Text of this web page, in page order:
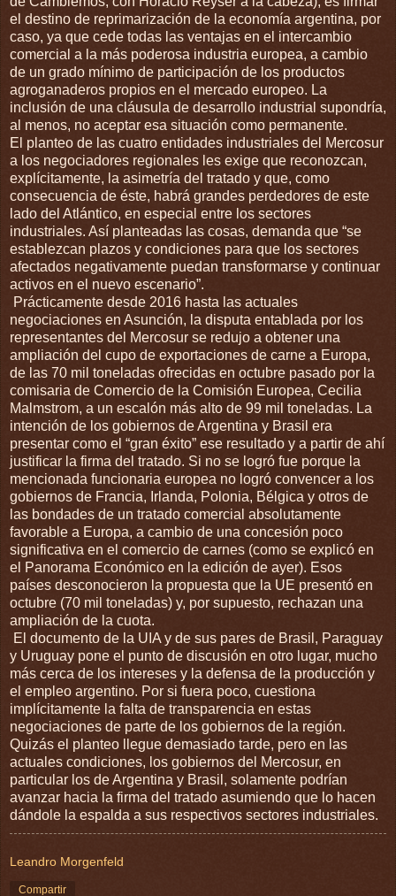
el destino de reprimarización de la economía argentina, por
caso, ya que cede todas las ventajas en el intercambio
comercial a la más poderosa industria europea, a cambio
de un grado mínimo de participación de los productos
agroganaderos propios en el mercado europeo. La
inclusión de una cláusula de desarrollo industrial supondría,
al menos, no aceptar esa situación como permanente.
El planteo de las cuatro entidades industriales del Mercosur
a los negociadores regionales les exige que reconozcan,
explícitamente, la asimetría del tratado y que, como
consecuencia de éste, habrá grandes perdedores de este
lado del Atlántico, en especial entre los sectores
industriales. Así planteadas las cosas, demanda que “se
establezcan plazos y condiciones para que los sectores
afectados negativamente puedan transformarse y continuar
activos en el nuevo escenario”.
Prácticamente desde 2016 hasta las actuales
negociaciones en Asunción, la disputa entablada por los
representantes del Mercosur se redujo a obtener una
ampliación del cupo de exportaciones de carne a Europa,
de las 70 mil toneladas ofrecidas en octubre pasado por la
comisaria de Comercio de la Comisión Europea, Cecilia
Malmstrom, a un escalón más alto de 99 mil toneladas. La
intención de los gobiernos de Argentina y Brasil era
presentar como el “gran éxito” ese resultado y a partir de ahí
justificar la firma del tratado. Si no se logró fue porque la
mencionada funcionaria europea no logró convencer a los
gobiernos de Francia, Irlanda, Polonia, Bélgica y otros de
las bondades de un tratado comercial absolutamente
favorable a Europa, a cambio de una concesión poco
significativa en el comercio de carnes (como se explicó en
el Panorama Económico en la edición de ayer). Esos
países desconocieron la propuesta que la UE presentó en
octubre (70 mil toneladas) y, por supuesto, rechazan una
ampliación de la cuota.
El documento de la UIA y de sus pares de Brasil, Paraguay
y Uruguay pone el punto de discusión en otro lugar, mucho
más cerca de los intereses y la defensa de la producción y
el empleo argentino. Por si fuera poco, cuestiona
implícitamente la falta de transparencia en estas
negociaciones de parte de los gobiernos de la región.
Quizás el planteo llegue demasiado tarde, pero en las
actuales condiciones, los gobiernos del Mercosur, en
particular los de Argentina y Brasil, solamente podrían
avanzar hacia la firma del tratado asumiendo que lo hacen
dándole la espalda a sus respectivos sectores industriales.
Leandro Morgenfeld
Compartir